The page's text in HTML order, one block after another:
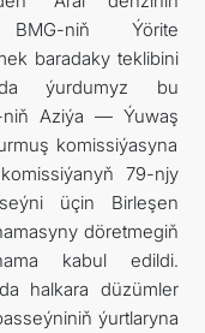
niň Ýörite
baradaky teklibini
ýurdumyz bu
niň Aziýa — Ýuwaş
komissiýasyna
79-njy
üçin Birleşen
döretmegiň
kabul edildi.
halkara düzümler
ýurtlaryna